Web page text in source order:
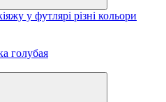
у футлярі різні кольори